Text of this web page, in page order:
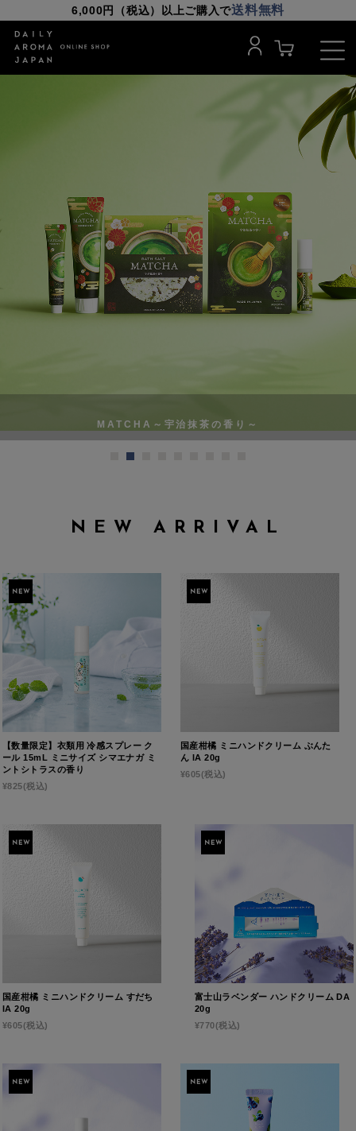
6,000円（税込）以上ご購入で送料無料
高知県、ユズの里からお届けします もぎたてアロマ製法
【数量限定】衣類用 冷感スプレー ク
ール 15mL ミニサイズ シマエナガ ミ
ントシトラスの香り
¥825(税込)
国産柑橘 ミニハンドクリーム ぶんた
ん IA 20g
¥605(税込)
国産柑橘 ミニハンドクリーム すだち
IA 20g
¥605(税込)
富士山ラベンダー ハンドクリーム DA
20g
¥770(税込)